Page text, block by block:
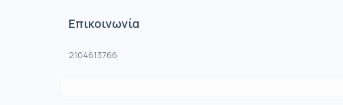
Επικοινωνία
2104613766